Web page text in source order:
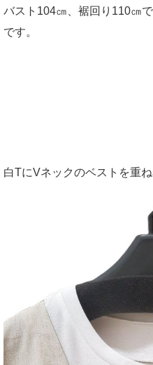
バスト104㎝、裾回り110㎝
です。
白TにVネックのベストを重